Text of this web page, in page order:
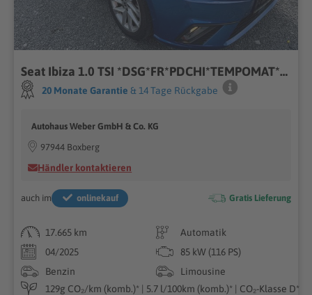
Seat Ibiza 1.0 TSI *DSG*FR*PDCHI*TEMPOMAT*FRONT-ASSIS
20 Monate Garantie & 14 Tage Rückgabe
Autohaus Weber GmbH & Co. KG
97944 Boxberg
Händler kontaktieren
auch im onlinekauf Gratis Lieferung
17.665 km
Automatik
04/2025
85 kW (116 PS)
Benzin
Limousine
129g CO₂/km (komb.)* | 5.7 l/100km (komb.)* | CO₂-Klasse D*